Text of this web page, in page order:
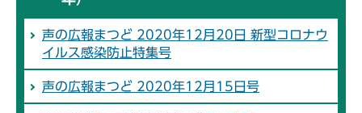
声の広報まつど 2020年12月20日 新型コロナウ
イルス感染防止特集号
声の広報まつど 2020年12月15日号